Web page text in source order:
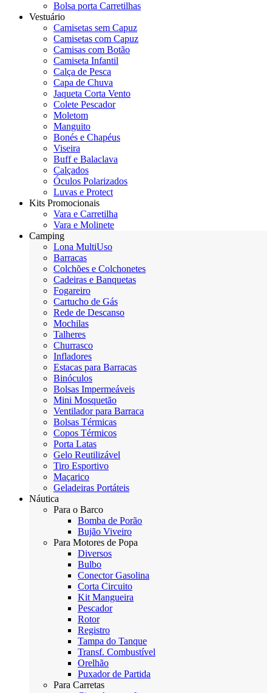
Bolsa porta Carretilhas
Vestuário
Camisetas sem Capuz
Camisetas com Capuz
Camisas com Botão
Camiseta Infantil
Calça de Pesca
Capa de Chuva
Jaqueta Corta Vento
Colete Pescador
Moletom
Manguito
Bonés e Chapéus
Viseira
Buff e Balaclava
Calçados
Óculos Polarizados
Luvas e Protect
Kits Promocionais
Vara e Carretilha
Vara e Molinete
Camping
Lona MultiUso
Barracas
Colchões e Colchonetes
Cadeiras e Banquetas
Fogareiro
Cartucho de Gás
Rede de Descanso
Mochilas
Talheres
Churrasco
Infladores
Estacas para Barracas
Binóculos
Bolsas Impermeáveis
Mini Mosquetão
Ventilador para Barraca
Bolsas Térmicas
Copos Térmicos
Porta Latas
Gelo Reutilizável
Tiro Esportivo
Maçarico
Geladeiras Portáteis
Náutica
Para o Barco
Bomba de Porão
Bujão Viveiro
Para Motores de Popa
Diversos
Bulbo
Conector Gasolina
Corta Circuito
Kit Mangueira
Pescador
Rotor
Registro
Tampa do Tanque
Transf. Combustível
Orelhão
Puxador de Partida
Para Carretas